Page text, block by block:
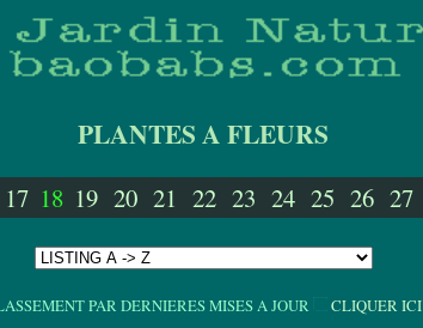
PLANTES A FLEURS
17 18 19 20 21 22 23 24 25 26 27
PAR DERNIERES MISES A JOUR CLIQUER ICI